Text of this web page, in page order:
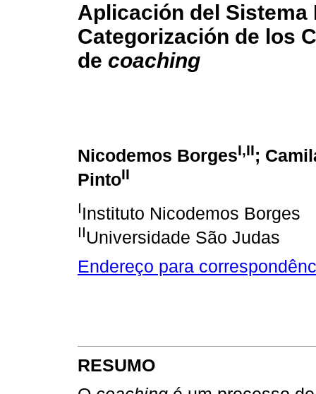
Aplicación del
Categorización de los
de coaching
Nicodemos BorgesI,II;
PintoII
IInstituto Nicodemos Borges
IIUniversidade São Judas
Endereço para
RESUMO